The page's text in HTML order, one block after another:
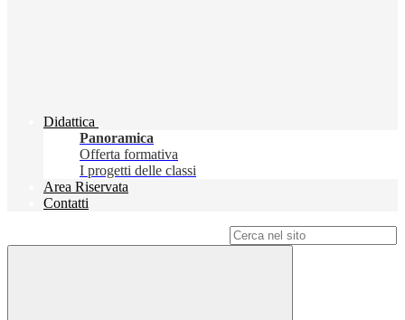
Didattica
Panoramica
Offerta formativa
I progetti delle classi
Area Riservata
Contatti